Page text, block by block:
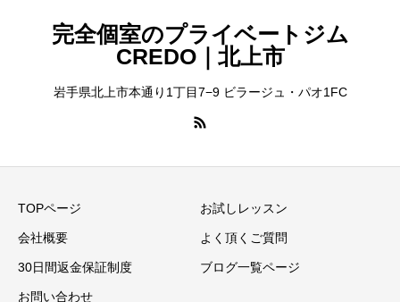
完全個室のプライベートジム
CREDO｜北上市
岩手県北上市本通り1丁目7−9 ビラージュ・パオ1FC
TOPページ お試しレッスン
会社概要 よく頂くご質問
30日間返金保証制度 ブログ一覧ページ
お問い合わせ